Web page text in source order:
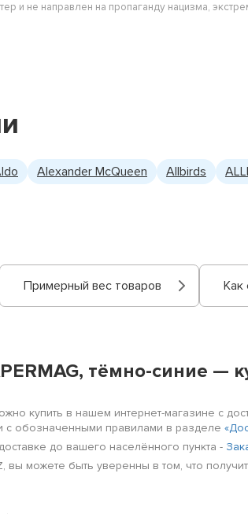
и не направлен на пропаганду нацизма,
Alexander McQueen Allbirds
Примерный вес товаров Как
тёмно-синие —
купить в нашем интернет-магазине с
с обозначенными правилами в разделе
до вашего населённого пункта -
вы можете быть уверенны в том, что